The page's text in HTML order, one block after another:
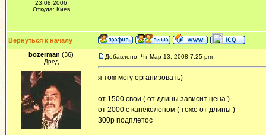
23.08.2006
Откуда: Киев
Вернуться к началу
bozerman (36)
Дред
Добавлено: Чт Мар 13, 2008 7:25 pm
я тож могу организовать)
от 1500 свои ( от длины зависит цена )
от 2000 с канеколоном ( тоже от длины )
300р подплетос